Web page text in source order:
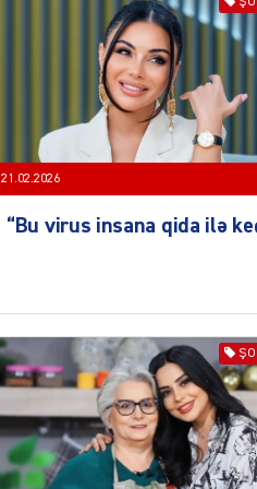
21.02.2026
“Bu virus insana qida ilə